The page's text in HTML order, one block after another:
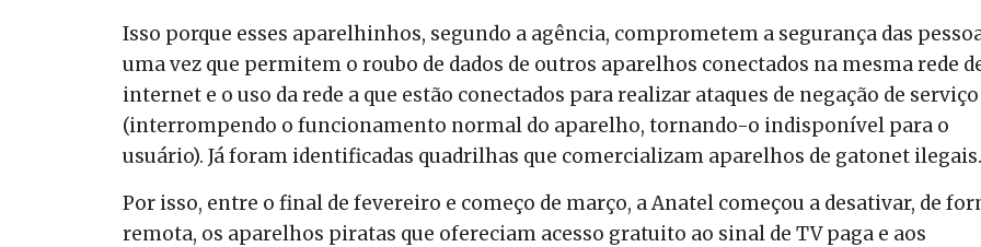
Isso porque esses aparelhinhos, segundo a agência, comprometem a segurança das
uma vez que permitem o roubo de dados de outros aparelhos conectados na mesma rede
internet e o uso da rede a que estão conectados para realizar ataques de negação de serviço
(interrompendo o funcionamento normal do aparelho, tornando-o indisponível para o
usuário). Já foram identificadas quadrilhas que comercializam aparelhos de gatonet ilegais.
Por isso, entre o final de fevereiro e começo de março, a Anatel começou a desativar, de
remota, os aparelhos piratas que ofereciam acesso gratuito ao sinal de TV paga e aos